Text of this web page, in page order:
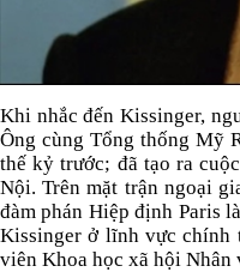
Khi nhắc đến Kissinger,
Ông cùng Tổng thống Mỹ
thế kỷ trước; đã tạo ra
Nội. Trên mặt trận ngoại
đàm phán Hiệp định Paris
Kissinger ở lĩnh vực chính
viên Khoa học xã hội